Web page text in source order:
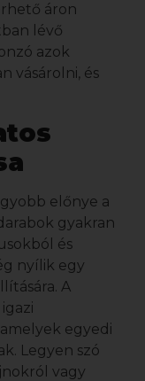
áron
lévő
azok
vásárolni, és
előnye a
gyakran
és
nyílik egy
A
egyedi
Legyen szó
vagy